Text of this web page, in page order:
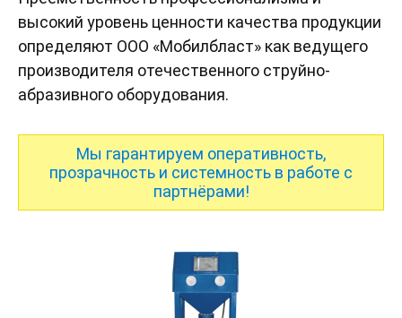
высокий уровень ценности качества продукции
определяют ООО «Мобилбласт» как ведущего
производителя отечественного струйно-
абразивного оборудования.
Мы гарантируем оперативность,
прозрачность и системность в работе с
партнёрами!